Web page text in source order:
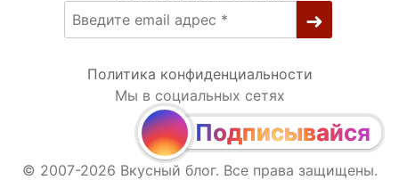
Политика конфиденциальности
Мы в социальных сетях
Подписывайся
© 2007-2026 Вкусный блог. Все права защищены.